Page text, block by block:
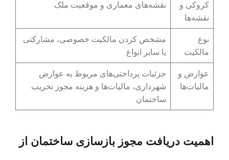
کروکی و
نقشه‌ها
نقشه‌های معماری و موقعیت ملک
نوع
مالکیت
مشخص کردن مالکیت خصوصی، مشارکتی
یا سایر انواع
عوارض و
مالیات‌ها
جزئیات پرداختی‌های مربوط به عوارض
شهرداری، مالیات‌ها و هزینه مجوز تخریب
ساختمان
اهمیت دریافت مجوز بازسازی ساختمان از